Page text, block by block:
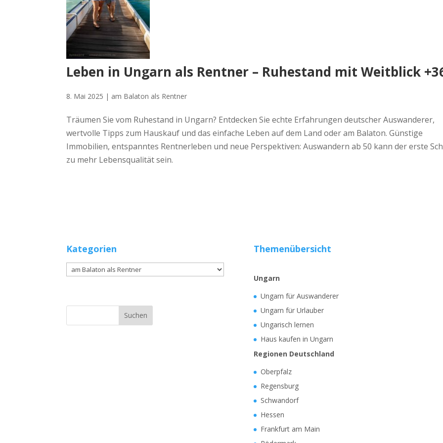
Leben in Ungarn als Rentner – Ruhestand mit Weitblick
8. Mai 2025 | am Balaton als Rentner
Träumen Sie vom Ruhestand in Ungarn? Entdecken Sie echte Erfahrungen deutscher Auswanderer,
wertvolle Tipps zum Hauskauf und das einfache Leben auf dem Land oder am Balaton. Günstige
Immobilien, entspanntes Rentnerleben und neue Perspektiven: Auswandern ab 50 kann der erste
zu mehr Lebensqualität sein.
Kategorien
Kategorien
Themenübersicht
Ungarn
Ungarn für Auswanderer
Ungarn für Urlauber
Ungarisch lernen
Haus kaufen in Ungarn
Regionen Deutschland
Oberpfalz
Regensburg
Schwandorf
Hessen
Frankfurt am Main